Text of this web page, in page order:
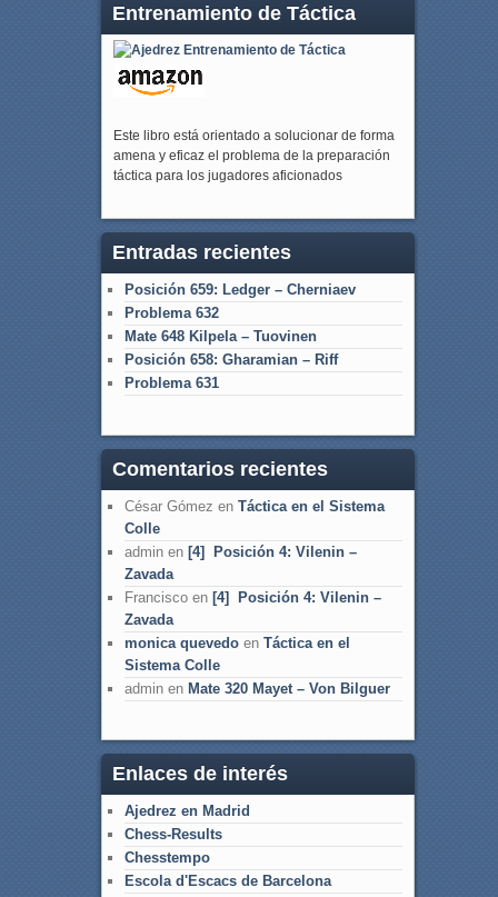
Entrenamiento de Táctica
Este libro está orientado a solucionar de forma
amena y eficaz el problema de la preparación
táctica para los jugadores aficionados
Entradas recientes
Posición 659: Ledger – Cherniaev
Problema 632
Mate 648 Kilpela – Tuovinen
Posición 658: Gharamian – Riff
Problema 631
Comentarios recientes
César Gómez en Táctica en el Sistema
Colle
adminen [4] Posición 4: Vilenin –
Zavada
Franciscoen [4] Posición 4: Vilenin –
Zavada
monica quevedoen Táctica en el
Sistema Colle
adminen Mate 320 Mayet – Von Bilguer
Enlaces de interés
Ajedrez en Madrid
Chess-Results
Chesstempo
Escola d'Escacs de Barcelona